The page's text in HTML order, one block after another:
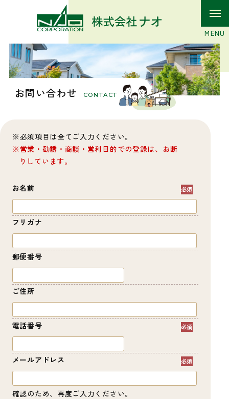
お問い合わせ CONTACT
必須項目は全てご入力ください。
営業・勧誘・商談・営利目的での登録は、お断
りしています。
お名前
フリガナ
郵便番号
ご住所
電話番号
メールアドレス
確認のため、再度ご入力ください。